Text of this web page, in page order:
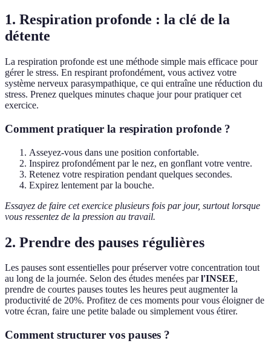
1. Respiration profonde : la clé de la
détente
La respiration profonde est une méthode simple mais efficace pour
gérer le stress. En respirant profondément, vous activez votre
système nerveux parasympathique, ce qui entraîne une réduction du
stress. Prenez quelques minutes chaque jour pour pratiquer cet
exercice.
Comment pratiquer la respiration profonde ?
Asseyez-vous dans une position confortable.
Inspirez profondément par le nez, en gonflant votre ventre.
Retenez votre respiration pendant quelques secondes.
Expirez lentement par la bouche.
Essayez de faire cet exercice plusieurs fois par jour, surtout lorsque
vous ressentez de la pression au travail.
2. Prendre des pauses régulières
Les pauses sont essentielles pour préserver votre concentration tout
au long de la journée. Selon des études menées parl'INSEE,
prendre de courtes pauses toutes les heures peut augmenter la
productivité de 20%. Profitez de ces moments pour vous éloigner de
votre écran, faire une petite balade ou simplement vous étirer.
Comment structurer vos pauses ?